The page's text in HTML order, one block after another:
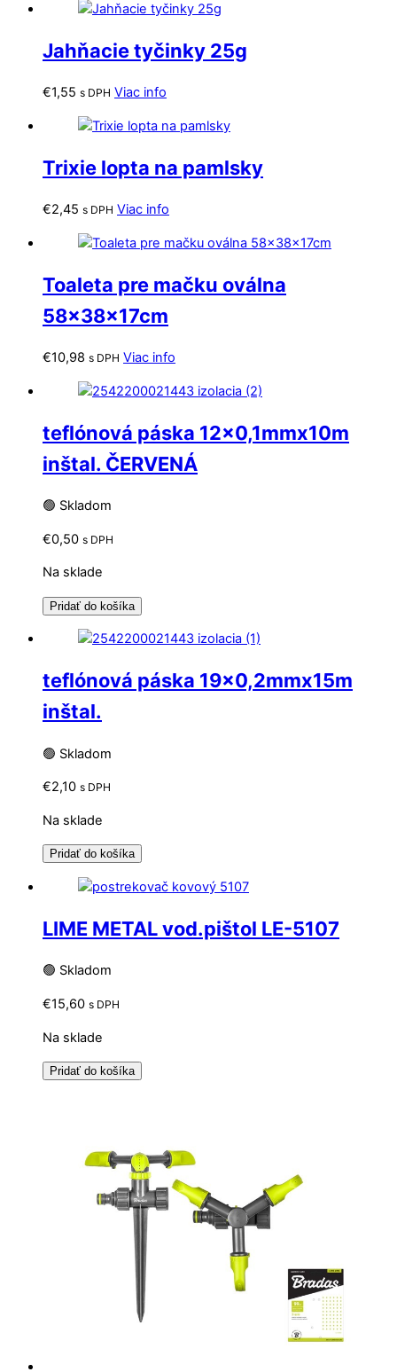
Jahňacie tyčinky 25g
€1,55 s DPH Viac info
Trixie lopta na pamlsky
€2,45 s DPH Viac info
Toaleta pre mačku oválna
58x38x17cm
€10,98 s DPH Viac info
teflónová páska 12×0,1mmx10m
inštal. ČERVENÁ
🟢 Skladom
€0,50 s DPH
Na sklade
Pridať do košíka
teflónová páska 19×0,2mmx15m
inštal.
🟢 Skladom
€2,10 s DPH
Na sklade
Pridať do košíka
LIME METAL vod.pištol LE-5107
🟢 Skladom
€15,60 s DPH
Na sklade
Pridať do košíka